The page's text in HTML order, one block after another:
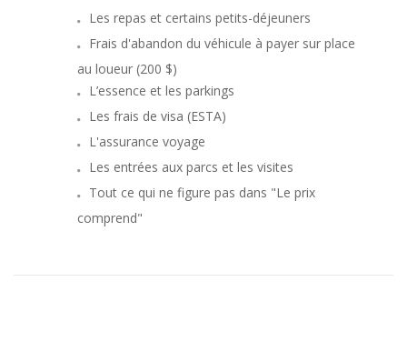
Les repas et certains petits-déjeuners
Frais d'abandon du véhicule à payer sur place
au loueur (200 $)
L’essence et les parkings
Les frais de visa (ESTA)
L'assurance voyage
Les entrées aux parcs et les visites
Tout ce qui ne figure pas dans "Le prix
comprend"